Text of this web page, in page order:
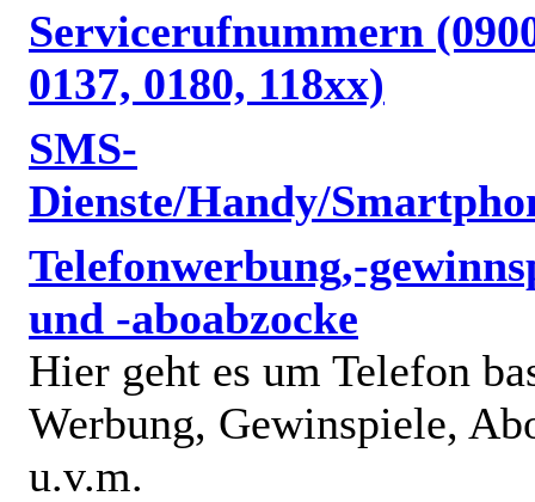
Servicerufnummern
0137, 0180, 118xx)
SMS-
Dienste/Handy/
Telefonwerbung,-
und -aboabzocke
Hier geht es um Telefon
Werbung, Gewinspiele,
u.v.m.